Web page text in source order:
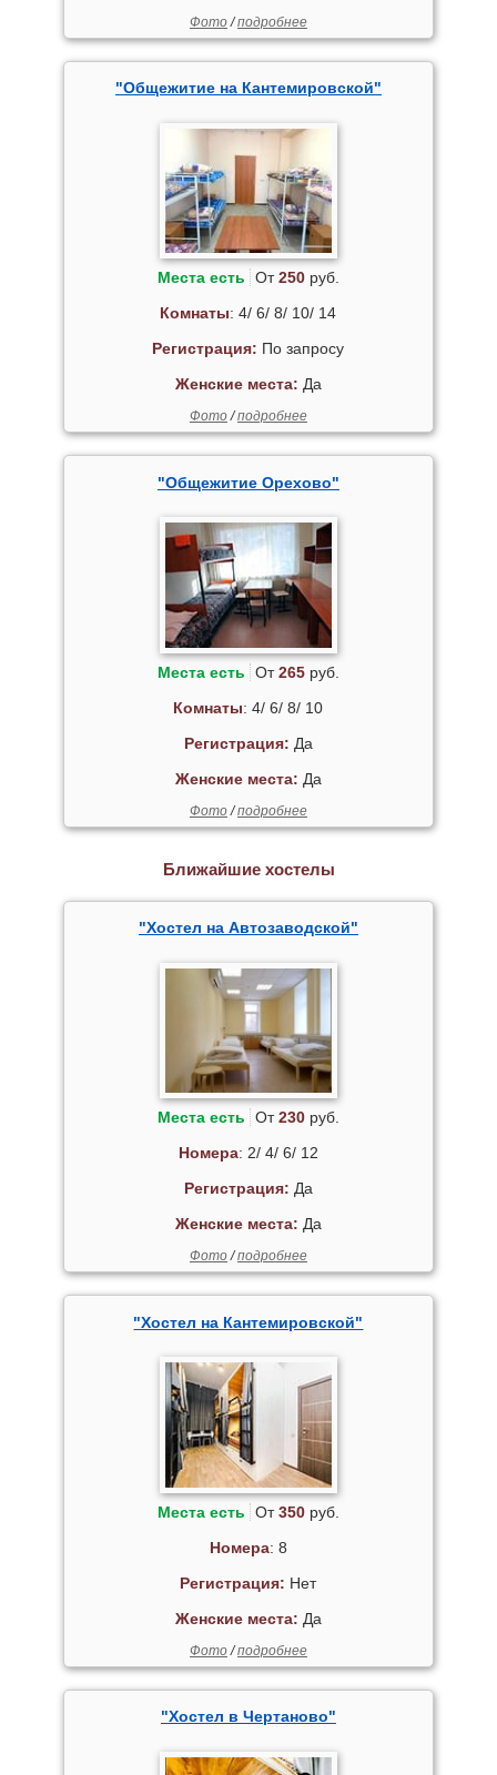
Фото/подробнее
"Общежитие на Кантемировской"
Места есть От250руб.
Комнаты: 4/ 6/ 8/ 10/ 14
Регистрация: По запросу
Женские места: Да
Фото/подробнее
"Общежитие Орехово"
Места есть От265руб.
Комнаты: 4/ 6/ 8/ 10
Регистрация: Да
Женские места: Да
Фото/подробнее
Ближайшие хостелы
"Хостел на Автозаводской"
Места есть От230руб.
Номера: 2/ 4/ 6/ 12
Регистрация: Да
Женские места: Да
Фото/подробнее
"Хостел на Кантемировской"
Места есть От350руб.
Номера: 8
Регистрация: Нет
Женские места: Да
Фото/подробнее
"Хостел в Чертаново"